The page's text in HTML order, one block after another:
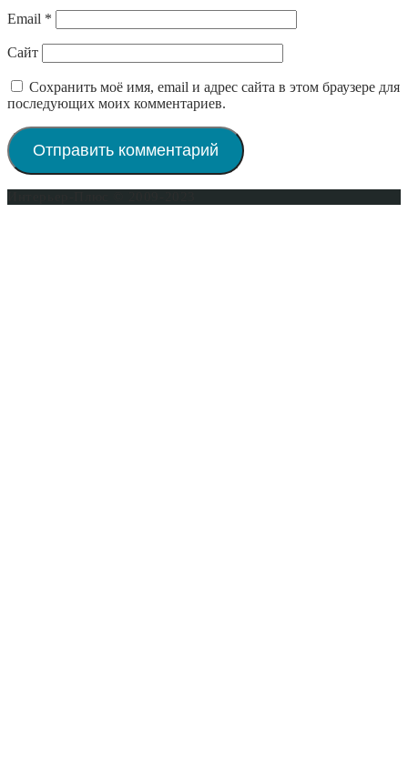
Email *
Сайт
Сохранить моё имя, email и адрес сайта в этом браузере для
последующих моих комментариев.